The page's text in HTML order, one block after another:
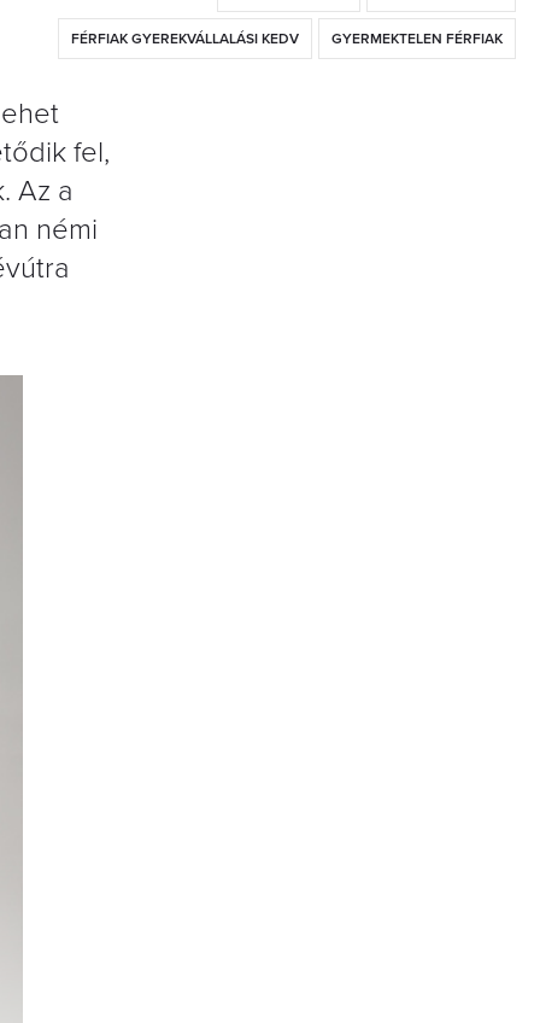
FÉRFIAK GYEREKVÁLLALÁSI KEDV GYERMEKTELEN FÉRFIAK
fel,
Az a
némi